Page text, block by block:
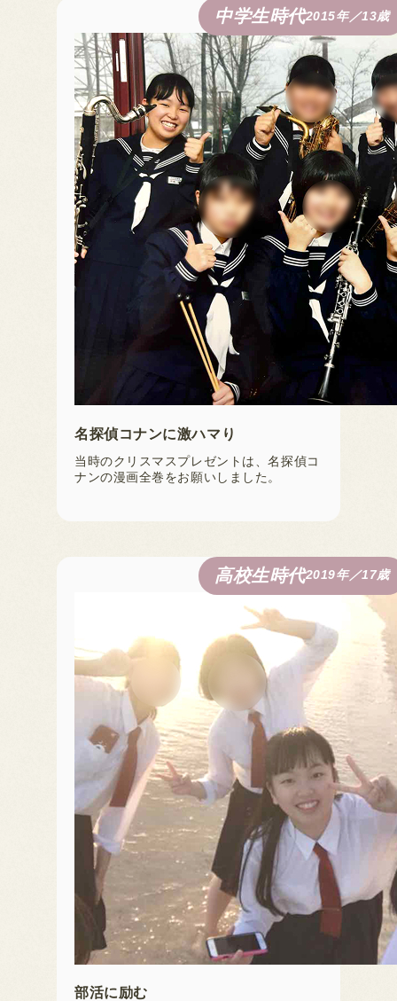
中学生時代2015年／13歳
名探偵コナンに激ハマり
当時のクリスマスプレゼントは、名探偵コ
ナンの漫画全巻をお願いしました。
高校生時代2019年／17歳
部活に励む